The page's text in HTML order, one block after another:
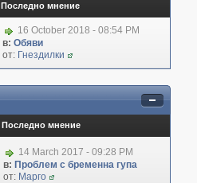
Последно мнение
16 October 2018 - 08:54 PM
в: Обяви
от: Гнездилки
Последно мнение
14 March 2017 - 09:28 PM
в: Проблем с бременна гупа
от: Марго